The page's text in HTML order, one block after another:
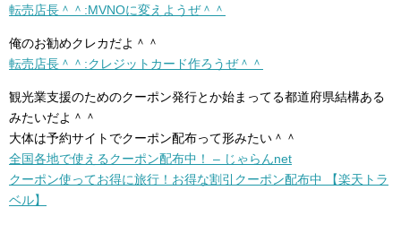
転売店長＾＾:MVNOに変えようぜ＾＾
俺のお勧めクレカだよ＾＾
転売店長＾＾:クレジットカード作ろうぜ＾＾
観光業支援のためのクーポン発行とか始まってる都道府県結構ある
みたいだよ＾＾
大体は予約サイトでクーポン配布って形みたい＾＾
全国各地で使えるクーポン配布中！ – じゃらんnet
クーポン使ってお得に旅行！お得な割引クーポン配布中 【楽天トラ
ベル】